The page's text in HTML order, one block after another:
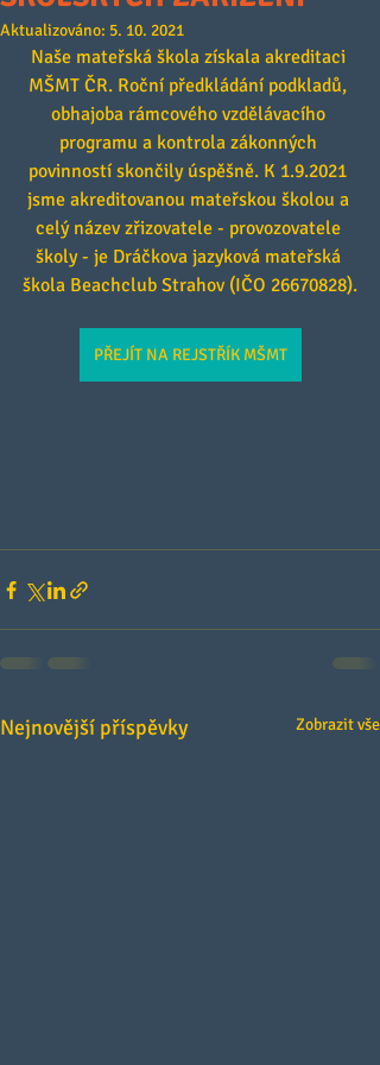
Aktualizováno: 5. 10. 2021
Naše mateřská škola získala akreditaci
MŠMT ČR. Roční předkládání podkladů,
obhajoba rámcového vzdělávacího
programu a kontrola zákonných
povinností skončily úspěšně. K 1.9.2021
jsme akreditovanou mateřskou školou a
celý název zřizovatele - provozovatele
školy - je Dráčkova jazyková mateřská
škola Beachclub Strahov (IČO 26670828).
PŘEJÍT NA REJSTŘÍK MŠMT
Nejnovější příspěvky Zobrazit vše